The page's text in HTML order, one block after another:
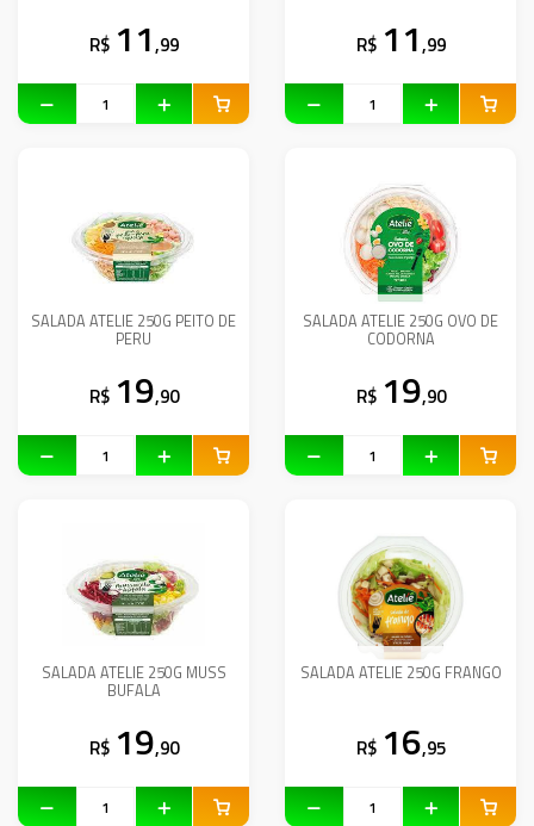
R$ 11,99 R$ 11,99
SALADA ATELIE 250G PEITO DE
PERU
R$ 19,90
SALADA ATELIE 250G OVO DE
CODORNA
R$ 19,90
SALADA ATELIE 250G MUSS
BUFALA
R$ 19,90
SALADA ATELIE 250G FRANGO
R$ 16,95